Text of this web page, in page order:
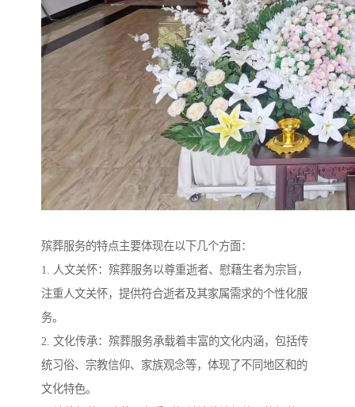
殡葬服务的特点主要体现在以下几个方面：
1. 人文关怀：殡葬服务以尊重逝者、慰藉生者为宗旨，
注重人文关怀，提供符合逝者及其家属需求的个性化服
务。
2. 文化传承：殡葬服务承载着丰富的文化内涵，包括传
统习俗、宗教信仰、家族观念等，体现了不同地区和的
文化特色。